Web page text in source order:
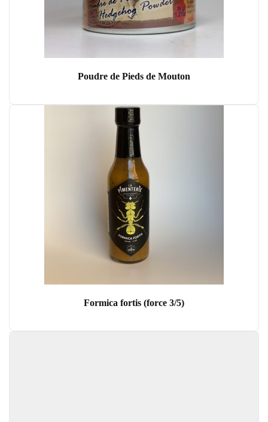
Poudre de Pieds de Mouton
Formica fortis (force 3/5)